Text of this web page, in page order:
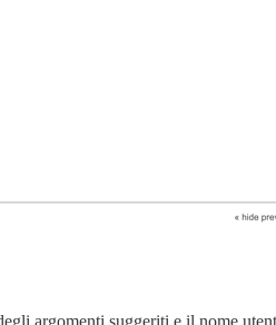
argomenti suggeriti e il nome